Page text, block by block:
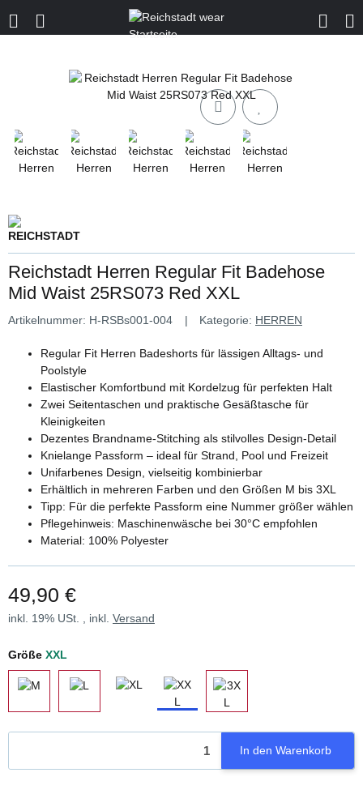
Reichstadt Herren Regular Fit Badehose
Mid Waist 25RS073 Red XXL
Artikelnummer: H-RSBs001-004 Kategorie: HERREN
Regular Fit Herren Badeshorts für lässigen Alltags- und
Poolstyle
Elastischer Komfortbund mit Kordelzug für perfekten Halt
Zwei Seitentaschen und praktische Gesäßtasche für
Kleinigkeiten
Dezentes Brandname-Stitching als stilvolles Design-Detail
Knielange Passform – ideal für Strand, Pool und Freizeit
Unifarbenes Design, vielseitig kombinierbar
Erhältlich in mehreren Farben und den Größen M bis 3XL
Tipp: Für die perfekte Passform eine Nummer größer wählen
Pflegehinweis: Maschinenwäsche bei 30°C empfohlen
Material: 100% Polyester
49,90 €
inkl. 19% USt. , inkl. Versand
Größe XXL
In den Warenkorb